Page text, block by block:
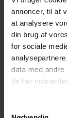
annoncer, til at
at analysere
din brug af
for sociale
data med andre
de har
kviklån
Der er både
med et